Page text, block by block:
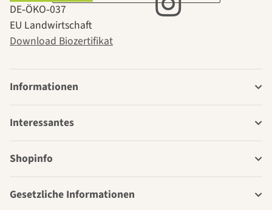
DE‑ÖKO‑037
EU Landwirtschaft
Download Biozertifikat
Informationen
Interessantes
Shopinfo
Gesetzliche Informationen